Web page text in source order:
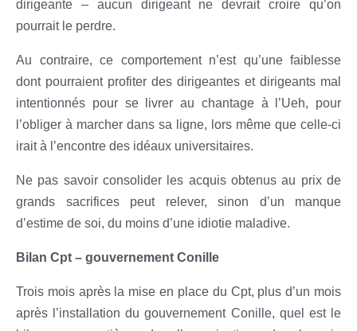
dirigeante – aucun dirigeant ne devrait croire qu’on
pourrait le perdre.
Au contraire, ce comportement n’est qu’une faiblesse
dont pourraient profiter des dirigeantes et dirigeants mal
intentionnés pour se livrer au chantage à l’Ueh, pour
l’obliger à marcher dans sa ligne, lors même que celle-ci
irait à l’encontre des idéaux universitaires.
Ne pas savoir consolider les acquis obtenus au prix de
grands sacrifices peut relever, sinon d’un manque
d’estime de soi, du moins d’une idiotie maladive.
Bilan Cpt – gouvernement Conille
Trois mois après la mise en place du Cpt, plus d’un mois
après l’installation du gouvernement Conille, quel est le